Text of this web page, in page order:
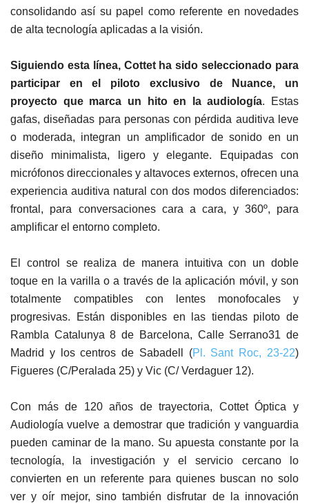
consolidando así su papel como referente en novedades
de alta tecnología aplicadas a la visión.
Siguiendo esta línea, Cottet ha sido seleccionado para
participar en el piloto exclusivo de Nuance, un
proyecto que marca un hito en la audiología. Estas
gafas, diseñadas para personas con pérdida auditiva leve
o moderada, integran un amplificador de sonido en un
diseño minimalista, ligero y elegante. Equipadas con
micrófonos direccionales y altavoces externos, ofrecen una
experiencia auditiva natural con dos modos diferenciados:
frontal, para conversaciones cara a cara, y 360º, para
amplificar el entorno completo.
El control se realiza de manera intuitiva con un doble
toque en la varilla o a través de la aplicación móvil, y son
totalmente compatibles con lentes monofocales y
progresivas. Están disponibles en las tiendas piloto de
Rambla Catalunya 8 de Barcelona, Calle Serrano31 de
Madrid y los centros de Sabadell (Pl. Sant Roc, 23-22)
Figueres (C/Peralada 25) y Vic (C/ Verdaguer 12).
Con más de 120 años de trayectoria, Cottet Óptica y
Audiología vuelve a demostrar que tradición y vanguardia
pueden caminar de la mano. Su apuesta constante por la
tecnología, la investigación y el servicio cercano lo
convierten en un referente para quienes buscan no solo
ver y oír mejor, sino también disfrutar de la innovación